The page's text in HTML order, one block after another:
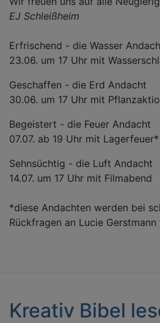
EJ Schleißheim
Erfrischend - die Wasser
23.06. um 17 Uhr mit
Geschaffen - die Erd Andacht
30.06. um 17 Uhr mit
Begeistert - die Feuer Andacht
07.07. ab 19 Uhr mit Lagerfeuer*
Sehnsüchtig - die Luft Andacht
14.07. um 17 Uhr mit Filmabend
*diese Andachten werden bei
Rückfragen an Lucie Gerstmann
Kreativ Bibel